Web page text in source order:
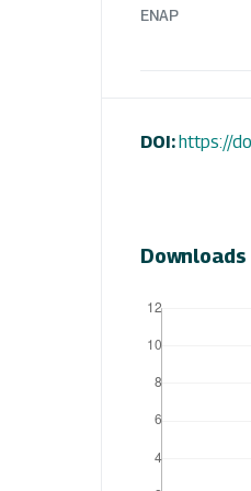
ENAP
DOI:https://
Downloads